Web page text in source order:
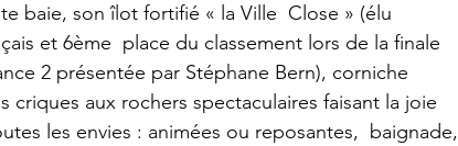
baie, son îlot fortifié « la Ville  Close » (élu
et 6ème  place du classement lors de la finale
2 présentée par Stéphane Bern), corniche
aux rochers spectaculaires faisant la joie
les envies : animées ou reposantes,  baignade,